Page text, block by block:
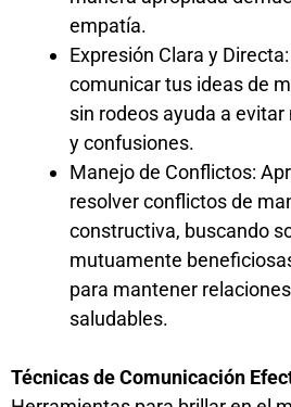
empatía.
Expresión Clara y
comunicar tus ideas de
sin rodeos ayuda a
y confusiones.
Manejo de Conflictos:
resolver conflictos de
constructiva, buscando
mutuamente
para mantener
saludables.
Técnicas de Comunicación